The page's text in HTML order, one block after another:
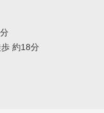
約18分